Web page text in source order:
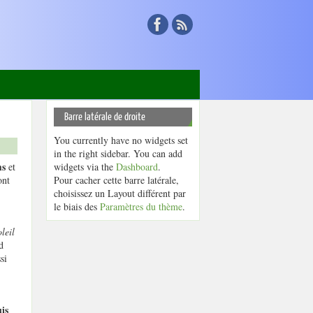
et
Barre latérale de droite
You currently have no widgets set
in the right sidebar. You can add
widgets via the Dashboard.
Pour cacher cette barre latérale,
choisissez un Layout différent par
le biais des Paramètres du thème.